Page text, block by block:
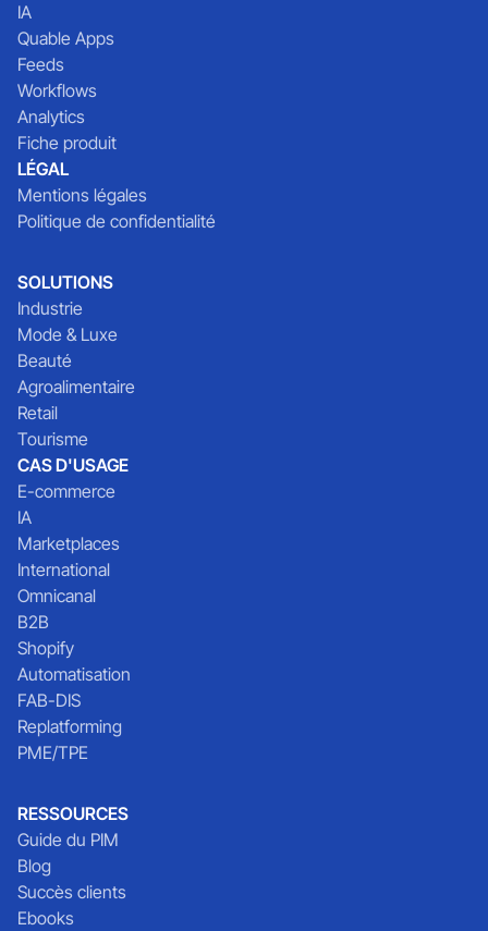
IA
Quable Apps
Feeds
Workflows
Analytics
Fiche produit
LÉGAL
Mentions légales
Politique de confidentialité
SOLUTIONS
Industrie
Mode & Luxe
Beauté
Agroalimentaire
Retail
Tourisme
CAS D'USAGE
E-commerce
IA
Marketplaces
International
Omnicanal
B2B
Shopify
Automatisation
FAB-DIS
Replatforming
PME/TPE
RESSOURCES
Guide du PIM
Blog
Succès clients
Ebooks